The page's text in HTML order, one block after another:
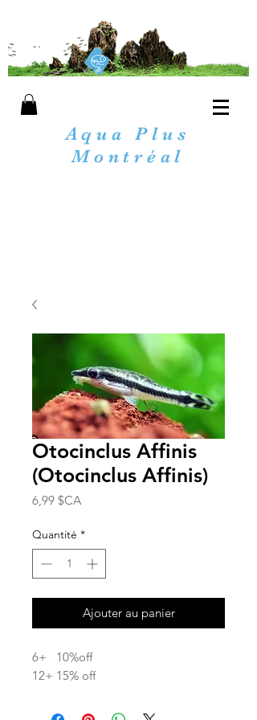
Aqua Plus
Montréal
Otocinclus Affinis
(Otocinclus Affinis)
6,99 $CAPrix
Quantité *
Ajouter au panier
6+ 10%off
12+ 15% off